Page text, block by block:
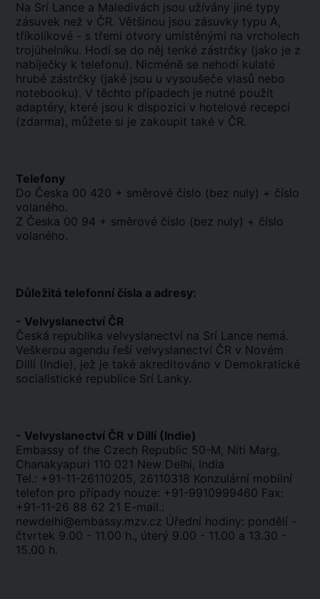
Na Srí Lance a Maledivách jsou užívány jiné typy
zásuvek než v ČR. Většinou jsou zásuvky typu A,
tříkolíkové - s třemi otvory umístěnými na vrcholech
trojúhelníku. Hodí se do něj tenké zástrčky (jako je z
nabíječky k telefonu). Nicméně se nehodí kulaté
hrubé zástrčky (jaké jsou u vysoušeče vlasů nebo
notebooku). V těchto případech je nutné použít
adaptéry, které jsou k dispozici v hotelové recepci
(zdarma), můžete si je zakoupit také v ČR.
Telefony
Do Česka 00 420 + směrové číslo (bez nuly) + číslo
volaného.
Z Česka 00 94 + směrové číslo (bez nuly) + číslo
volaného.
Důležitá telefonní čísla a adresy:
- Velvyslanectví ČR
Česká republika velvyslanectví na Srí Lance nemá.
Veškerou agendu řeší velvyslanectví ČR v Novém
Dillí (Indie), jež je také akreditováno v Demokratické
socialistické republice Srí Lanky.
- Velvyslanectví ČR v Dillí (Indie)
Embassy of the Czech Republic 50-M, Niti Marg,
Chanakyapuri 110 021 New Delhi, India
Tel.: +91-11-26110205, 26110318 Konzulární mobilní
telefon pro případy nouze: +91-9910999460 Fax:
+91-11-26 88 62 21 E-mail.:
newdelhi@embassy.mzv.cz Úřední hodiny: pondělí -
čtvrtek 9.00 - 11.00 h., úterý 9.00 - 11.00 a 13.30 -
15.00 h.